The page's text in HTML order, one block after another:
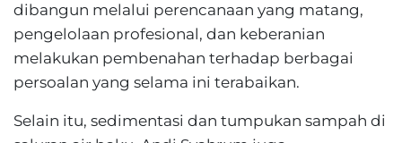
dibangun melalui perencanaan yang matang,
pengelolaan profesional, dan keberanian
melakukan pembenahan terhadap berbagai
persoalan yang selama ini terabaikan.
Selain itu, sedimentasi dan tumpukan sampah di